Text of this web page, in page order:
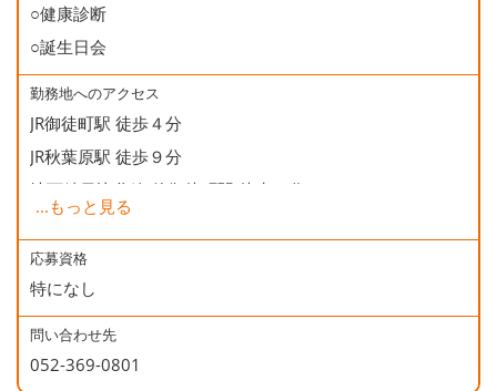
○健康診断
○誕生日会
勤務地へのアクセス
JR御徒町駅 徒歩４分
JR秋葉原駅 徒歩９分
地下鉄日比谷線 仲御徒町駅 徒歩２分
地下鉄銀座線 末広町駅 徒歩５分
地下鉄大江戸線 上野御徒町駅 徒歩５分
...もっと見る
応募資格
特になし
問い合わせ先
052-369-0801